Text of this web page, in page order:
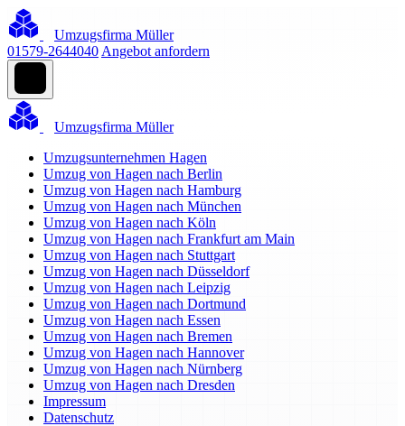
Umzugsfirma Müller
01579-2644040 Angebot anfordern
Umzugsfirma Müller
Umzugsunternehmen Hagen
Umzug von Hagen nach Berlin
Umzug von Hagen nach Hamburg
Umzug von Hagen nach München
Umzug von Hagen nach Köln
Umzug von Hagen nach Frankfurt am Main
Umzug von Hagen nach Stuttgart
Umzug von Hagen nach Düsseldorf
Umzug von Hagen nach Leipzig
Umzug von Hagen nach Dortmund
Umzug von Hagen nach Essen
Umzug von Hagen nach Bremen
Umzug von Hagen nach Hannover
Umzug von Hagen nach Nürnberg
Umzug von Hagen nach Dresden
Impressum
Datenschutz